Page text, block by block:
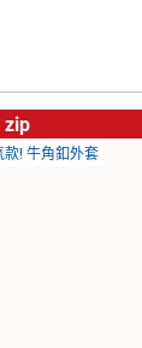
zip